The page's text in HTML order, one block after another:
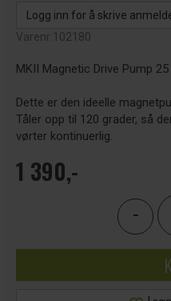
Logg inn for å skrive
Varenr:102180
MKII Magnetic Drive Pump
Dette er den ideelle
Tåler opp til 120 grader, så
vørter kontinuerlig.
1 390,-
-